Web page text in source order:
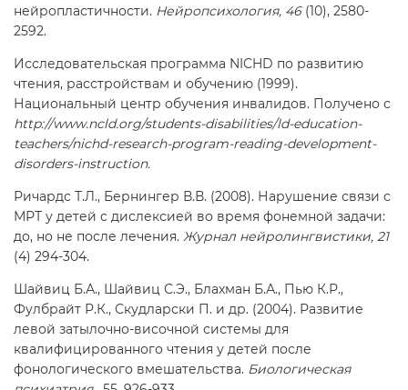
нейропластичности. Нейропсихология, 46(10), 2580-
2592.
Исследовательская программа NICHD по развитию
чтения, расстройствам и обучению (1999).
Национальный центр обучения инвалидов. Получено с
http://www.ncld.org/students-disabilities/ld-education-
teachers/nichd-research-program-reading-development-
disorders-instruction.
Ричардс Т.Л., Бернингер В.В. (2008). Нарушение связи с
МРТ у детей с дислексией во время фонемной задачи:
до, но не после лечения. Журнал нейролингвистики, 21
(4) 294-304.
Шайвиц Б.А., Шайвиц С.Э., Блахман Б.А., Пью К.Р.,
Фулбрайт Р.К., Скудларски П. и др. (2004). Развитие
левой затылочно-височной системы для
квалифицированного чтения у детей после
фонологического вмешательства. Биологическая